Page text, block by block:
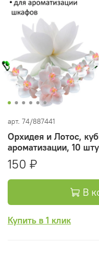
арт. 74/887441
Орхидея и Лотос,
ароматизации, 10
150 ₽
В
Купить в 1 клик